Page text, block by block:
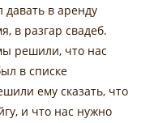
давать в аренду
в разгар свадеб.
решили, что нас
в списке
ему сказать, что
и что нас нужно